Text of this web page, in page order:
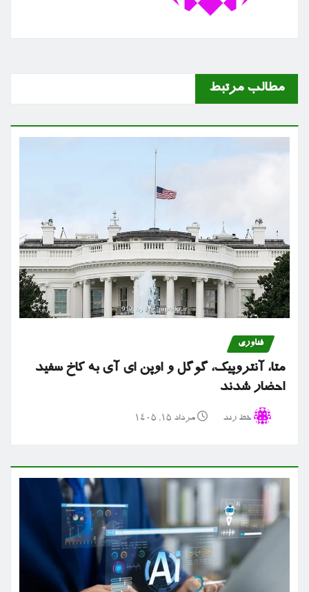
مطالب مرتبط
فناوری
متا، آنتروپیک، گوگل و اوپن ای آی به کاخ سفید
احضار شدند
خط رند مرداد ۱۵, ۱۴۰۵